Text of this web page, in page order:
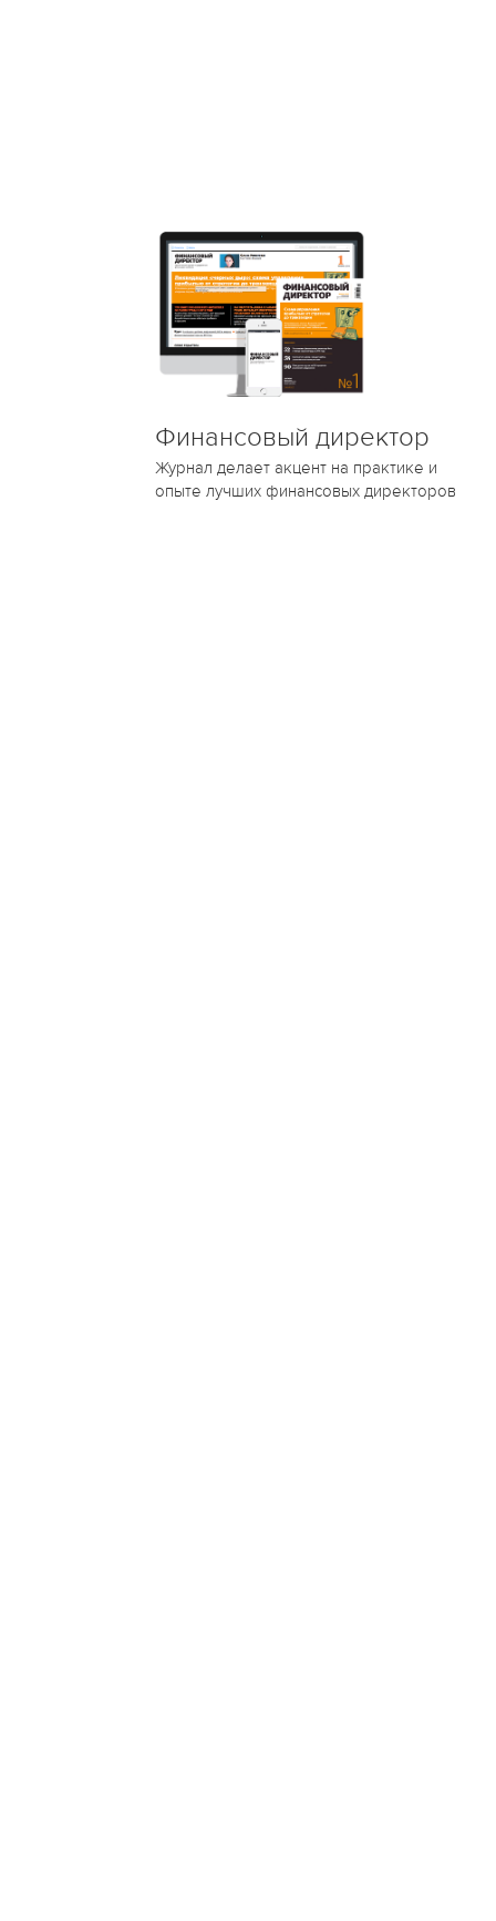
Финансовый директор
Журнал делает акцент на практике и
опыте лучших финансовых директоров